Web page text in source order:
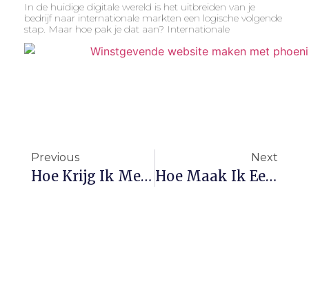
In de huidige digitale wereld is het uitbreiden van je
bedrijf naar internationale markten een logische volgende
stap. Maar hoe pak je dat aan? Internationale
Previous
Hoe Krijg Ik Meer Volgers? Strategieën Voor Groei Op Social Media
Next
Hoe Maak Ik Een Facebook-Advertentie? Stap-Voor-Stap Handleiding